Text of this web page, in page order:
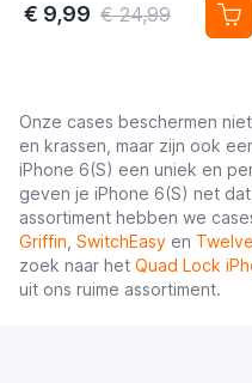
€ 9,99 € 24,99
Onze cases beschermen
en krassen, maar zijn ook
iPhone 6(S) een uniek en
geven je iPhone 6(S) net
assortiment hebben we
Griffin SwitchEasy en
zoek naar het Quad Lock
uit ons ruime assortiment.